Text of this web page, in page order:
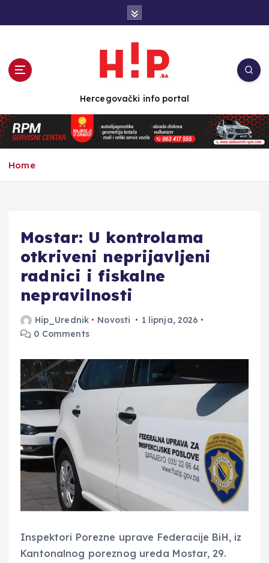
n
t
e
Hercegovački info portal
Home
Mostar: U kontrolama
otkriveni neprijavljeni
radnici i fiskalne
nepravilnosti
Hip_Urednik Novosti
1 lipnja, 2026
0 Comments
Inspektori Porezne uprave Federacije BiH, iz
Kantonalnog poreznog ureda Mostar, 29.